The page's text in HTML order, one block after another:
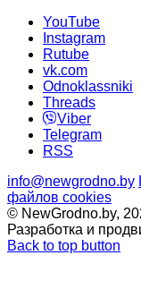
YouTube
Instagram
Rutube
vk.com
Odnoklassniki
Threads
Viber
Telegram
RSS
info@newgrodno.by
файлов cookies
© NewGrodno.by,
Разработка и
Back to top button